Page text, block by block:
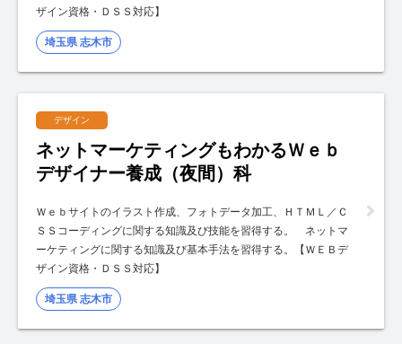
ザイン資格・ＤＳＳ対応】
埼玉県 志木市
デザイン
ネットマーケティングもわかるＷｅｂ
デザイナー養成（夜間）科
Ｗｅｂサイトのイラスト作成、フォトデータ加工、ＨＴＭＬ／Ｃ
ＳＳコーディングに関する知識及び技能を習得する。 ネットマ
ーケティングに関する知識及び基本手法を習得する。【ＷＥＢデ
ザイン資格・ＤＳＳ対応】
埼玉県 志木市